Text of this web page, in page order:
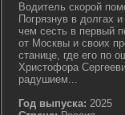
Водитель скорой
Погрязнув в долгах
чем сесть в первый
от Москвы и своих
станице, где его по
Христофора
радушием...
Год выпуска: 2025